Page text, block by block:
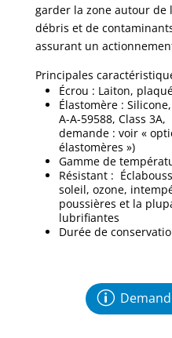
garder la zone autour de
débris et de
assurant un
Principales
Écrou : Laiton,
Élastomère :
A-A-59588, Class
demande : voir «
élastomères »)
Gamme de
Résistant :
soleil, ozone,
poussières et la
lubrifiantes
Durée de